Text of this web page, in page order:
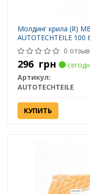
Молдинг крила (R)
AUTOTECHTEILE 100
0
296 грн
Артикул:
AUTOTECHTEILE
КУПИТЬ